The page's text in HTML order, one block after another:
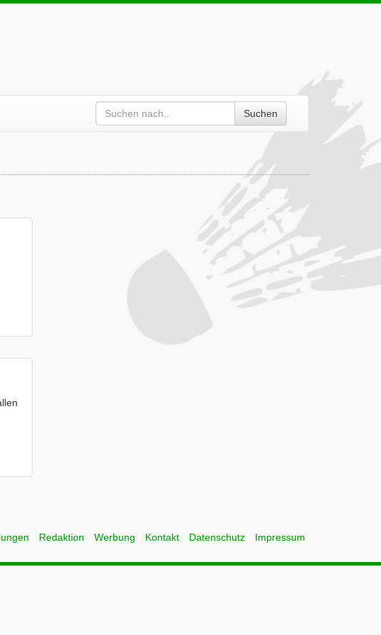
Suchen
Redaktion Werbung Kontakt Datenschutz Impressum